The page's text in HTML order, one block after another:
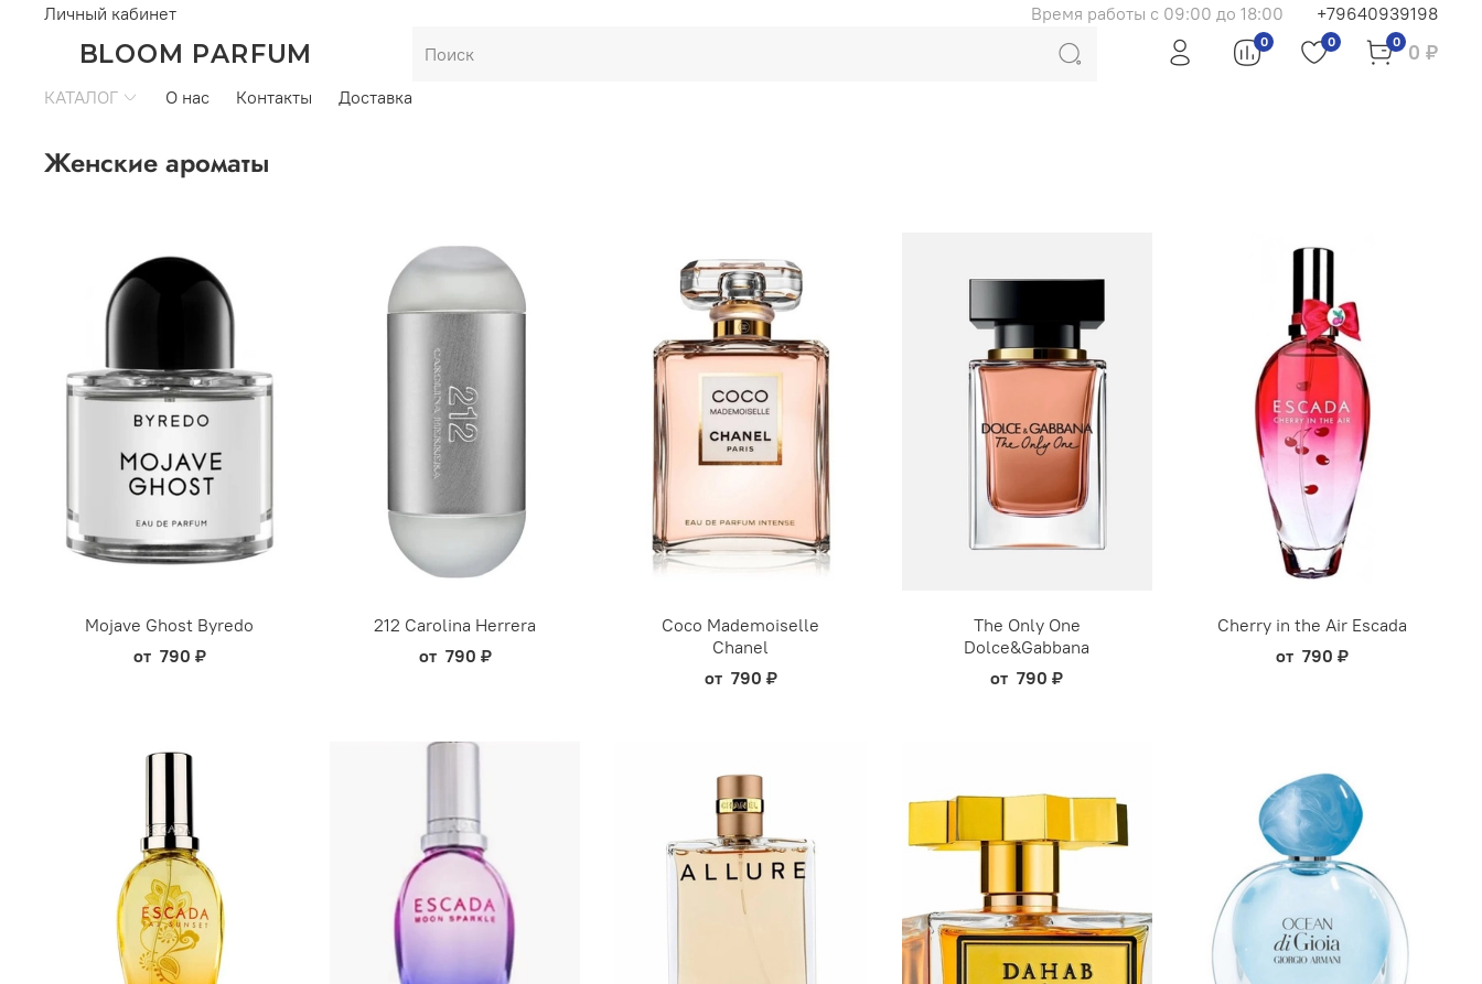
Личный кабинет Время работы с 09:00 до 18:00 +79640939198
BLOOM PARFUM 0 0 0 0 ₽
КАТАЛОГ О нас Контакты Доставка
Женские ароматы
Mojave Ghost Byredo
от 790 ₽
212 Carolina Herrera
от 790 ₽
Coco Mademoiselle
Chanel
от 790 ₽
The Only One
Dolce&Gabbana
от 790 ₽
Cherry in the Air Escada
от 790 ₽